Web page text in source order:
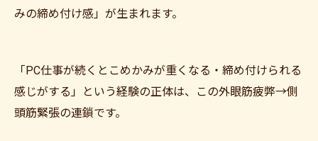
みの締め付け感」が生まれます。
「PC仕事が続くとこめかみが重くなる・締め付けられる
感じがする」という経験の正体は、この外眼筋疲弊→側
頭筋緊張の連鎖です。